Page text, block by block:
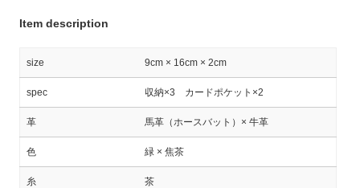
Item description
size 9cm × 16cm × 2cm
spec 収納×3 カードポケット×2
革 馬革（ホースバット）× 牛革
色 緑 × 焦茶
糸 茶